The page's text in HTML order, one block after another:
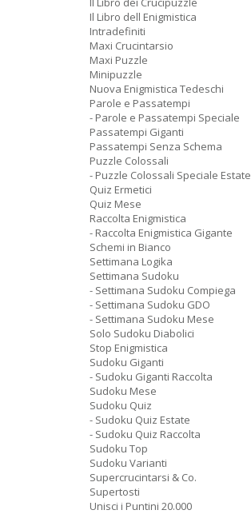
Il Libro dell Enigmistica
Intradefiniti
Maxi Crucintarsio
Maxi Puzzle
Minipuzzle
Nuova Enigmistica Tedeschi
Parole e Passatempi
- Parole e Passatempi Speciale
Passatempi Giganti
Passatempi Senza Schema
Puzzle Colossali
- Puzzle Colossali Speciale Estate
Quiz Ermetici
Quiz Mese
Raccolta Enigmistica
- Raccolta Enigmistica Gigante
Schemi in Bianco
Settimana Logika
Settimana Sudoku
- Settimana Sudoku Compiega
- Settimana Sudoku GDO
- Settimana Sudoku Mese
Solo Sudoku Diabolici
Stop Enigmistica
Sudoku Giganti
- Sudoku Giganti Raccolta
Sudoku Mese
Sudoku Quiz
- Sudoku Quiz Estate
- Sudoku Quiz Raccolta
Sudoku Top
Sudoku Varianti
Supercrucintarsi & Co.
Supertosti
Unisci i Puntini 20.000